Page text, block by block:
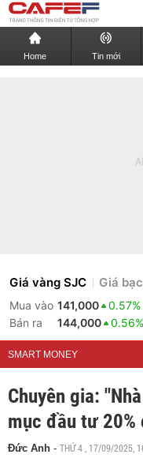
Home Tin mới
Giá vàng SJC Giá bạc
Mua vào 141,000
0.57%
Bán ra
144,000 0.56%
SMART MONEY
Chuyên gia:
mục đầu tư 20%
Đức Anh - THỨ 4 , 17/09/2025,